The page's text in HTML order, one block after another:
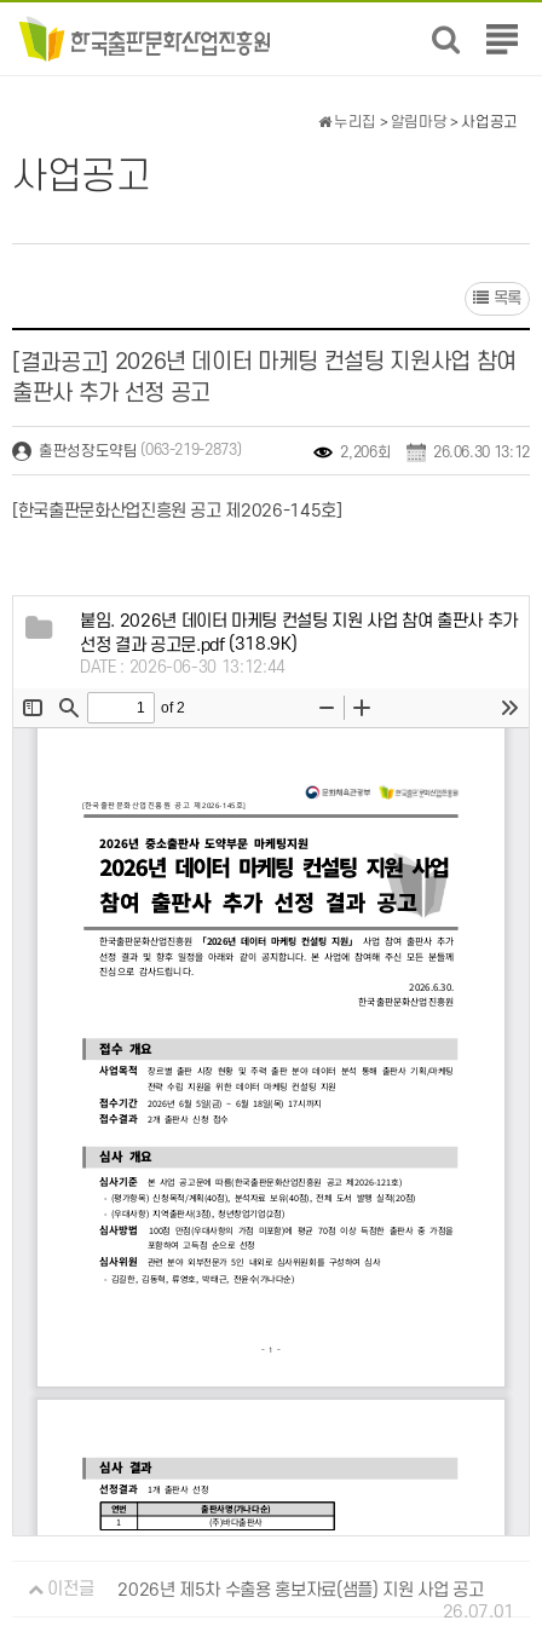
전
뉴
사업공고
누리집 > 알림마당 > 사업공고
목록
[결과공고]
2026년 데이터 마케팅 컨설팅 지원사업 참여
출판사 추가 선정 공고
출판성장도약팀 (063-219-2873) 2,206회 26.06.30 13:12
[한국출판문화산업진흥원 공고 제2026-145호]
붙임. 2026년 데이터 마케팅 컨설팅 지원 사업 참여 출판사 추가
선정 결과 공고문.pdf(318.9K)
DATE : 2026-06-30 13:12:44
이전글
2026년 제5차 수출용 홍보자료(샘플) 지원 사업 공고
26.07.01